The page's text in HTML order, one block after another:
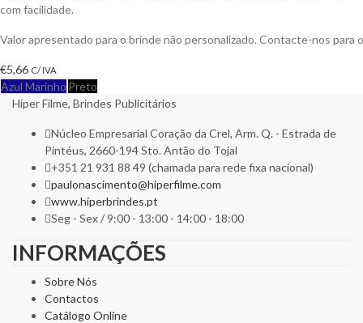
com facilidade.
Valor apresentado para o brinde não personalizado. Contacte-nos
€5,66 C/ IVA
Azul Marinho Preto
Hiper Filme, Brindes Publicitários
Núcleo Empresarial Coração da Crel, Arm. Q. - Estrada de
Pintéus, 2660-194 Sto. Antão do Tojal
+351 21 931 88 49 (chamada para rede fixa nacional)
paulonascimento@hiperfilme.com
www.hiperbrindes.pt
Seg - Sex / 9:00 - 13:00 - 14:00 - 18:00
INFORMAÇÕES
Sobre Nós
Contactos
Catálogo Online